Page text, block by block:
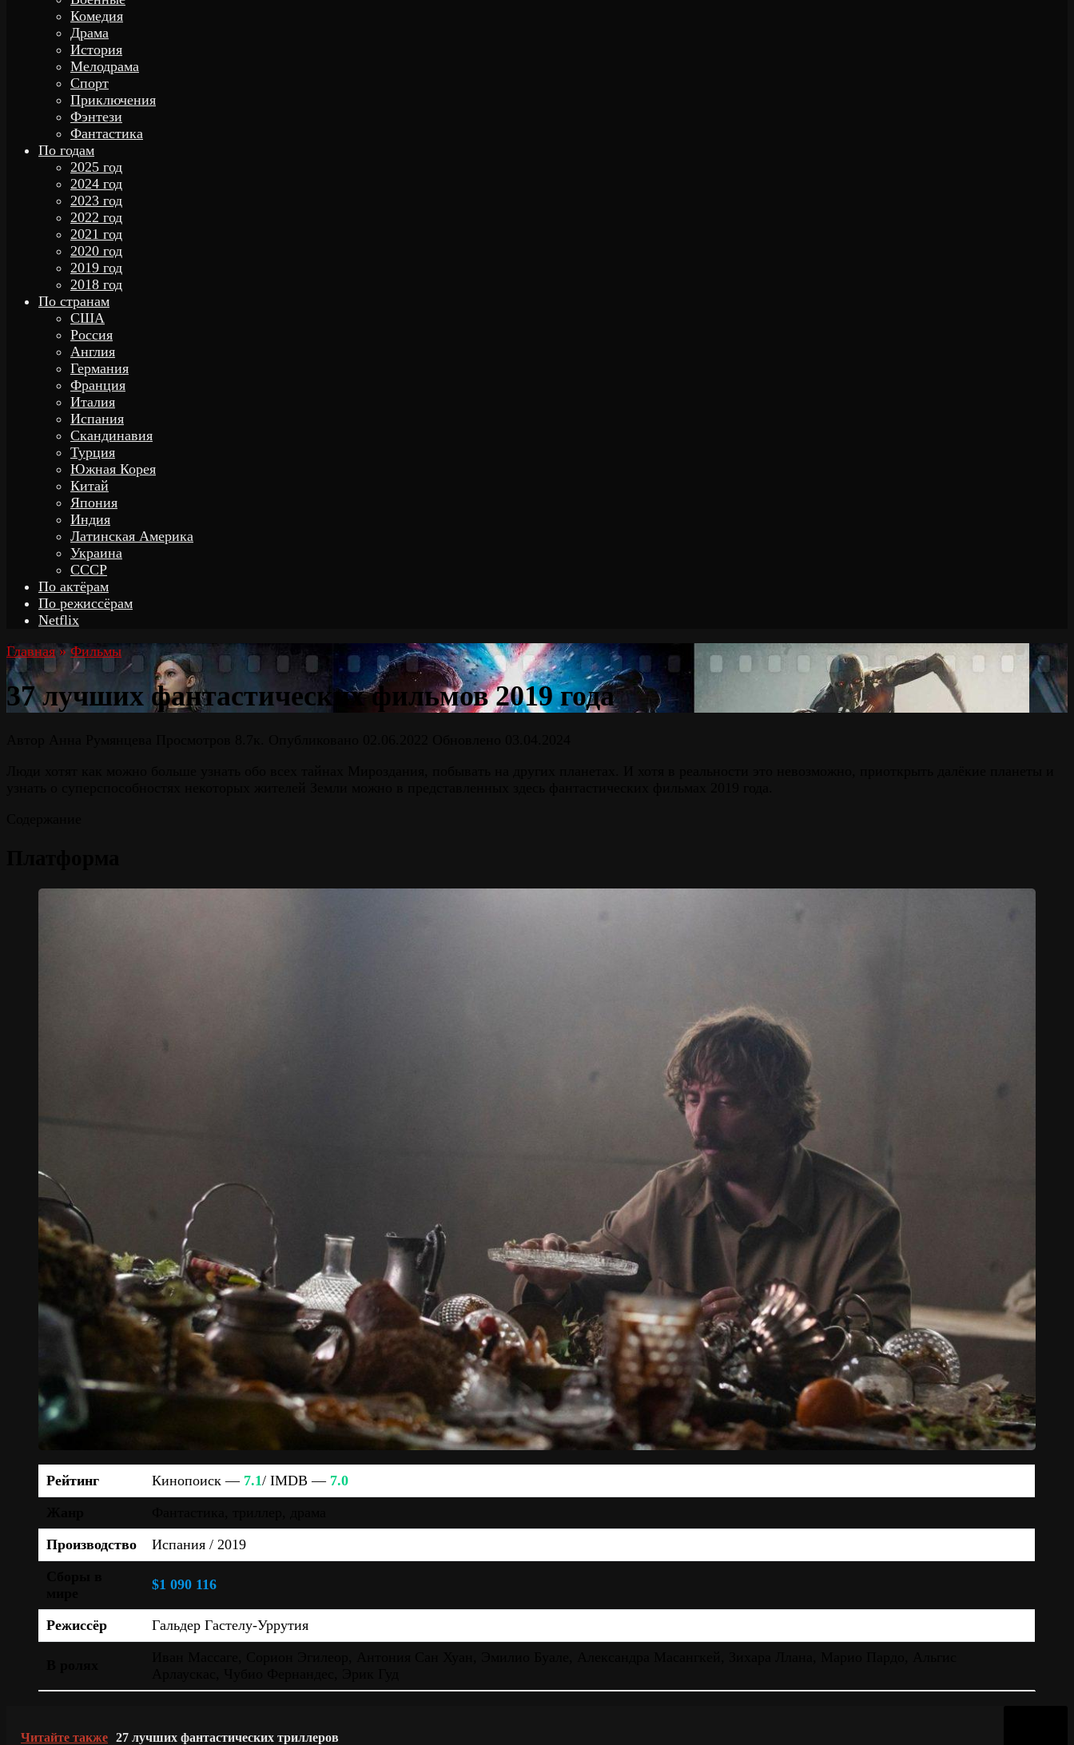
Комедия
Драма
История
Мелодрама
Спорт
Приключения
Фэнтези
Фантастика
По годам
2025 год
2024 год
2023 год
2022 год
2021 год
2020 год
2019 год
2018 год
По странам
США
Россия
Англия
Германия
Франция
Италия
Испания
Скандинавия
Турция
Южная Корея
Китай
Япония
Индия
Латинская Америка
Украина
СССР
По актёрам
По режиссёрам
Netflix
Главная » Фильмы
37 лучших фантастических фильмов 2019 года
Рейтинг Кинопоиск — 7.1/ IMDB — 7.0
Производство
Испания / 2019
$1 090 116
Режиссёр Гальдер Гастелу-Уррутия
Читайте также 27 лучших фантастических триллеров